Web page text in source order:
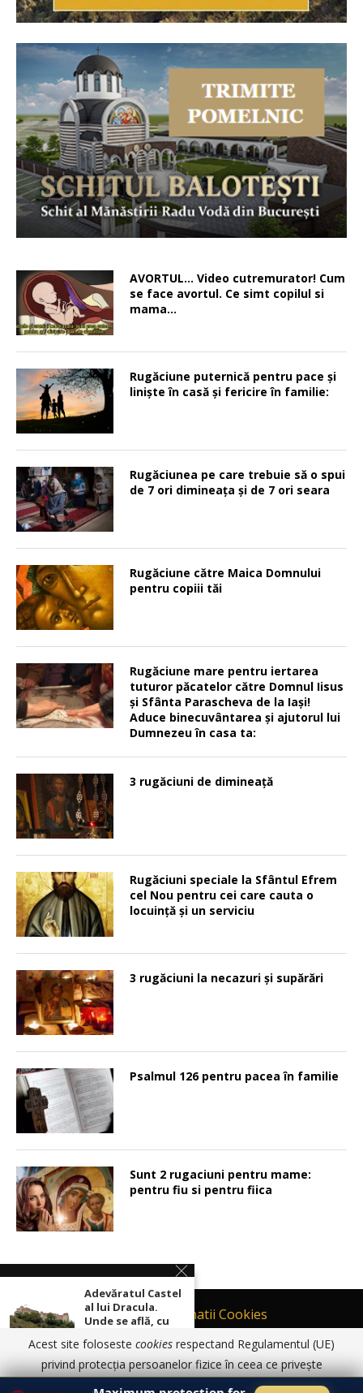
AVORTUL… Video cutremurator! Cum
se face avortul. Ce simt copilul si
mama…
Rugăciune puternică pentru pace şi
linişte în casă şi fericire în familie:
Rugăciunea pe care trebuie să o spui
de 7 ori dimineața și de 7 ori seara
Rugăciune către Maica Domnului
pentru copiii tăi
Rugăciune mare pentru iertarea
tuturor păcatelor către Domnul Iisus
şi Sfânta Parascheva de la Iaşi!
Aduce binecuvântarea şi ajutorul lui
Dumnezeu în casa ta:
3 rugăciuni de dimineață
Rugăciuni speciale la Sfântul Efrem
cel Nou pentru cei care cauta o
locuinţă şi un serviciu
3 rugăciuni la necazuri și supărări
Psalmul 126 pentru pacea în familie
Sunt 2 rugaciuni pentru mame:
pentru fiu si pentru fiica
Contact
Informatii Cookies
Politică de Confidențialitate
TERMENI SI CONDITII DE UTILIZARE
© 2017 - 2026 Ortodoxia | Termeni și condiții de utilizare | Informatii
Adevăratul Castel
al lui Dracula.
Unde se află, cu
Cetatea Oradea,
steaua cu o
Acest site foloseste cookies respectand Regulamentul (UE)
privind protecția persoanelor fizice în ceea ce privește
prelucrarea datelor cu caracter personal și privind libera